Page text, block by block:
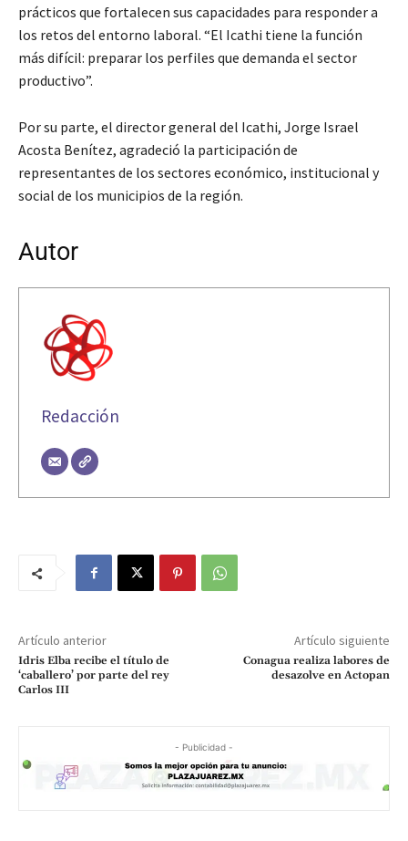
prácticos que fortalecen sus capacidades para responder a
los retos del entorno laboral. “El Icathi tiene la función
más difícil: preparar los perfiles que demanda el sector
productivo”.
Por su parte, el director general del Icathi, Jorge Israel
Acosta Benítez, agradeció la participación de
representantes de los sectores económico, institucional y
social de los municipios de la región.
Autor
Redacción
Artículo anterior
Idris Elba recibe el título de
‘caballero’ por parte del rey
Carlos III
Artículo siguiente
Conagua realiza labores de
desazolve en Actopan
- Publicidad -